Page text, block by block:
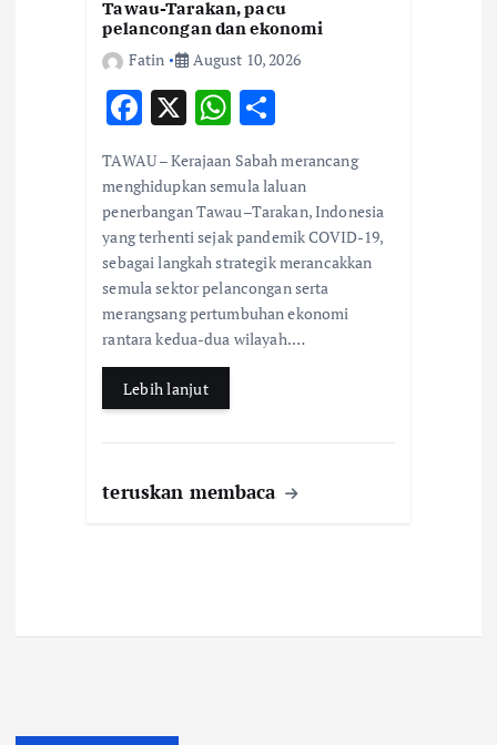
Tawau-Tarakan, pacu
pelancongan dan ekonomi
Fatin
August 10, 2026
F
ac
e
b
o
o
k
X W
h
at
s
A
p
p
ar
e
TAWAU – Kerajaan Sabah merancang
menghidupkan semula laluan
penerbangan Tawau–Tarakan, Indonesia
yang terhenti sejak pandemik COVID-19,
sebagai langkah strategik merancakkan
semula sektor pelancongan serta
merangsang pertumbuhan ekonomi
rantara kedua-dua wilayah.…
Lebih lanjut
teruskan membaca